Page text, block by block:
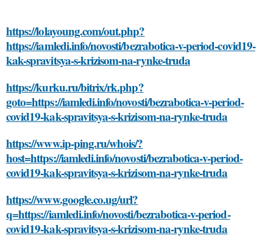
https://lolayoung.com/out.php?
https://iamledi.info/novosti/bezrabotica-v-period-covid19-
kak-spravitsya-s-krizisom-na-rynke-truda
https://kurku.ru/bitrix/rk.php?
goto=https://iamledi.info/novosti/bezrabotica-v-period-
covid19-kak-spravitsya-s-krizisom-na-rynke-truda
https://www.ip-ping.ru/whois/?
host=https://iamledi.info/novosti/bezrabotica-v-period-
covid19-kak-spravitsya-s-krizisom-na-rynke-truda
https://www.google.co.ug/url?
q=https://iamledi.info/novosti/bezrabotica-v-period-
covid19-kak-spravitsya-s-krizisom-na-rynke-truda